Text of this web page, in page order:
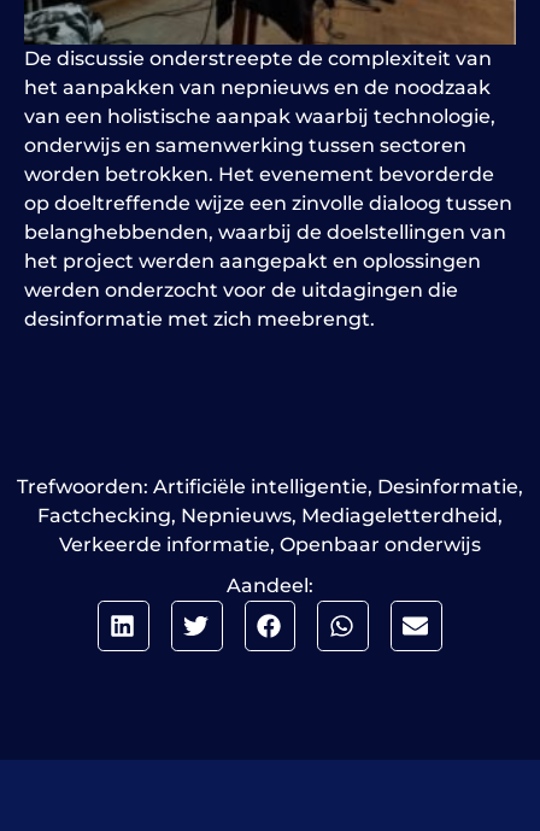
De discussie onderstreepte de complexiteit van
het aanpakken van nepnieuws en de noodzaak
van een holistische aanpak waarbij technologie,
onderwijs en samenwerking tussen sectoren
worden betrokken. Het evenement bevorderde
op doeltreffende wijze een zinvolle dialoog tussen
belanghebbenden, waarbij de doelstellingen van
het project werden aangepakt en oplossingen
werden onderzocht voor de uitdagingen die
desinformatie met zich meebrengt.
Trefwoorden: Artificiële intelligentie, Desinformatie,
Factchecking, Nepnieuws, Mediageletterdheid,
Verkeerde informatie, Openbaar onderwijs
Aandeel: